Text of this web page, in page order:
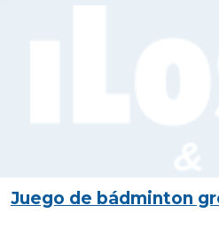
Juego de bádminton